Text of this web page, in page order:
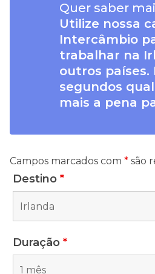
Quer saber
Utilize nossa
Intercâmbio
trabalhar na
outros países.
segundos
mais a pena
Campos marcados com * são
Destino *
Duração *